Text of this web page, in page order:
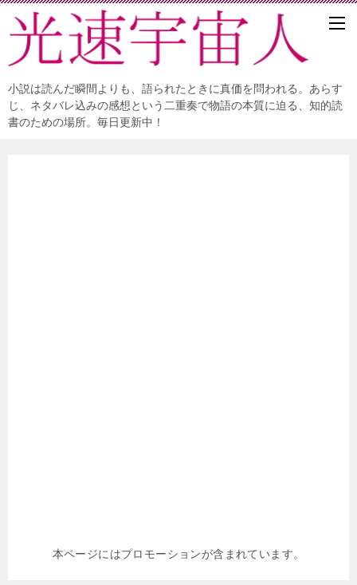
小説は読んだ瞬間よりも、語られたときに真価を問われる。あらす
じ、ネタバレ込みの感想という二重奏で物語の本質に迫る、知的読
書のための場所。毎日更新中！
本ページにはプロモーションが含まれています。